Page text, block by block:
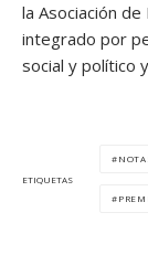
la Asociación
integrado por
social y político
ETIQUETAS